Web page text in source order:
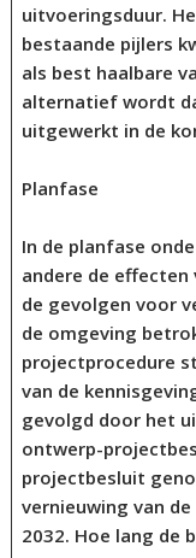
uitvoeringsduur.
bestaande pijlers
als best haalbare
alternatief wordt
uitgewerkt in de
Planfase
In de planfase
andere de effecten
de gevolgen voor
de omgeving
projectprocedure
van de
gevolgd door het
ontwerp-
projectbesluit
vernieuwing van
2032. Hoe lang de